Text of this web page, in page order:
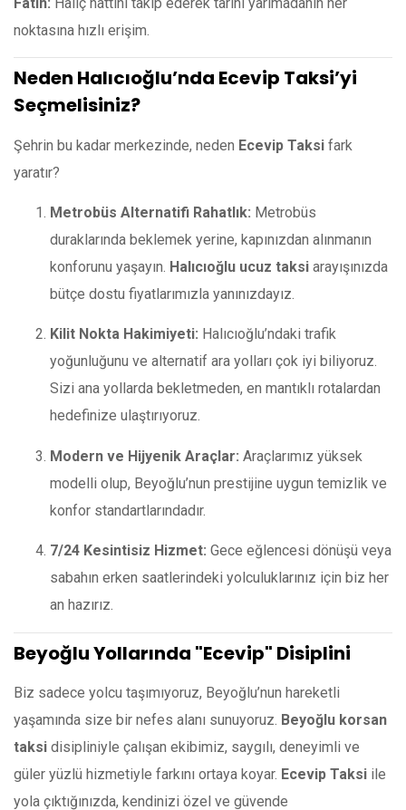
noktasına hızlı erişim.
Neden Halıcıoğlu’nda Ecevip Taksi’yi
Seçmelisiniz?
Şehrin bu kadar merkezinde, neden Ecevip Taksi fark
yaratır?
Metrobüs Alternatifi Rahatlık: Metrobüs
duraklarında beklemek yerine, kapınızdan alınmanın
konforunu yaşayın. Halıcıoğlu ucuz taksi arayışınızda
bütçe dostu fiyatlarımızla yanınızdayız.
Kilit Nokta Hakimiyeti: Halıcıoğlu’ndaki trafik
yoğunluğunu ve alternatif ara yolları çok iyi biliyoruz.
Sizi ana yollarda bekletmeden, en mantıklı rotalardan
hedefinize ulaştırıyoruz.
Modern ve Hijyenik Araçlar: Araçlarımız yüksek
modelli olup, Beyoğlu’nun prestijine uygun temizlik ve
konfor standartlarındadır.
7/24 Kesintisiz Hizmet: Gece eğlencesi dönüşü veya
sabahın erken saatlerindeki yolculuklarınız için biz her
an hazırız.
Beyoğlu Yollarında "Ecevip" Disiplini
Biz sadece yolcu taşımıyoruz, Beyoğlu’nun hareketli
yaşamında size bir nefes alanı sunuyoruz. Beyoğlu korsan
taksi disipliniyle çalışan ekibimiz, saygılı, deneyimli ve
güler yüzlü hizmetiyle farkını ortaya koyar. Ecevip Taksi ile
yola çıktığınızda, kendinizi özel ve güvende